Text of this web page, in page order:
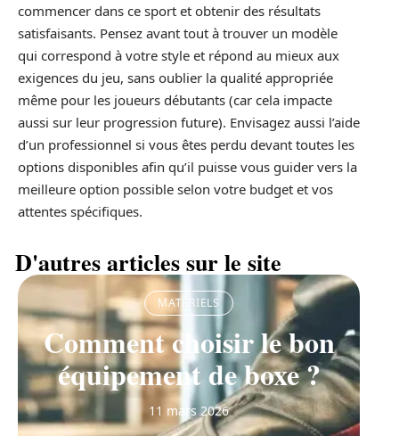
commencer dans ce sport et obtenir des résultats
satisfaisants. Pensez avant tout à trouver un modèle
qui correspond à votre style et répond au mieux aux
exigences du jeu, sans oublier la qualité appropriée
même pour les joueurs débutants (car cela impacte
aussi sur leur progression future). Envisagez aussi l’aide
d’un professionnel si vous êtes perdu devant toutes les
options disponibles afin qu’il puisse vous guider vers la
meilleure option possible selon votre budget et vos
attentes spécifiques.
D'autres articles sur le site
MATÉRIELS
Comment choisir le bon
équipement de boxe ?
11 mars 2026